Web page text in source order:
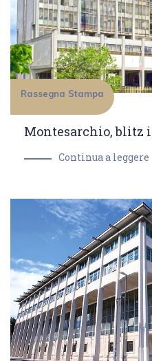
Rassegna Stampa
Montesarchio, blitz
Continua a leggere